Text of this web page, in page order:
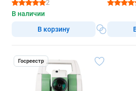
2
В наличии
В корзину
Госреестр